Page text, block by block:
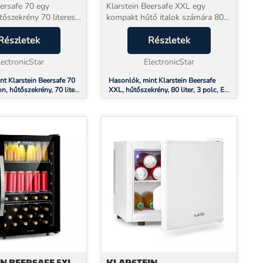
70 egy
70 literes
A csillogó Bierzeit
sörtémájú
frissíti fel
és extra p...
Klarstein Beersafe 70
hűtőszekrény, 70 liter,
üvegajtó,
Klarstein Beersafe XXL egy
kompakt hűtő italok számára 80
literes kapacitással.A három fém
rácsos polc elegendő helyet kínál
az ételeknek és italoknak. A
panoráma üvegajt...
Részletek
ElectronicStar
Hasonlók, mint Klarstein Beersafe
XXL, hűtőszekrény, 80 liter, 3 polc, E
energiahatékonysági osztály,